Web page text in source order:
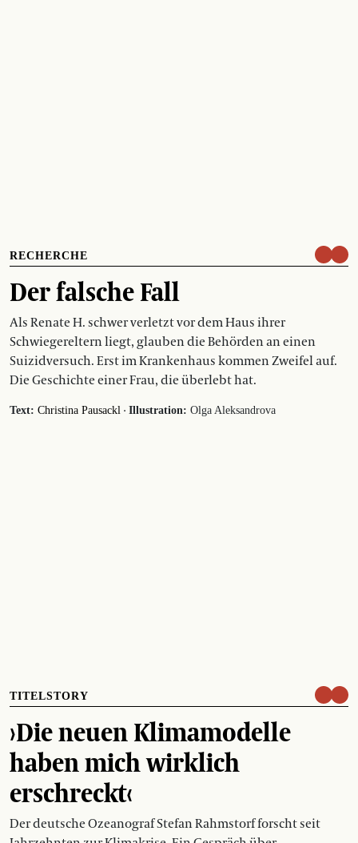
RECHERCHE
Der falsche Fall
Als Renate H. schwer verletzt vor dem Haus ihrer
Schwiegereltern liegt, glauben die Behörden an einen
Suizidversuch. Erst im Krankenhaus kommen Zweifel auf.
Die Geschichte einer Frau, die überlebt hat.
Text: Christina Pausackl · Illustration: Olga Aleksandrova
TITELSTORY
›Die neuen Klimamodelle
haben mich wirklich
erschreckt‹
Der deutsche Ozeanograf Stefan Rahmstorf forscht seit